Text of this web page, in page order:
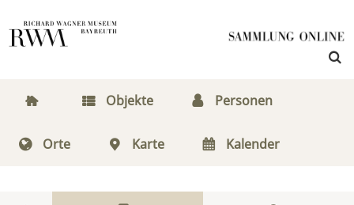
Objekte Personen
Orte Karte Kalender